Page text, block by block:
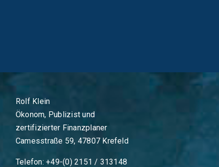
Rolf Klein
Ökonom, Publizist und
zertifizierter Finanzplaner
Camesstraße 59, 47807 Krefeld
Telefon: +49-(0) 2151 / 313148